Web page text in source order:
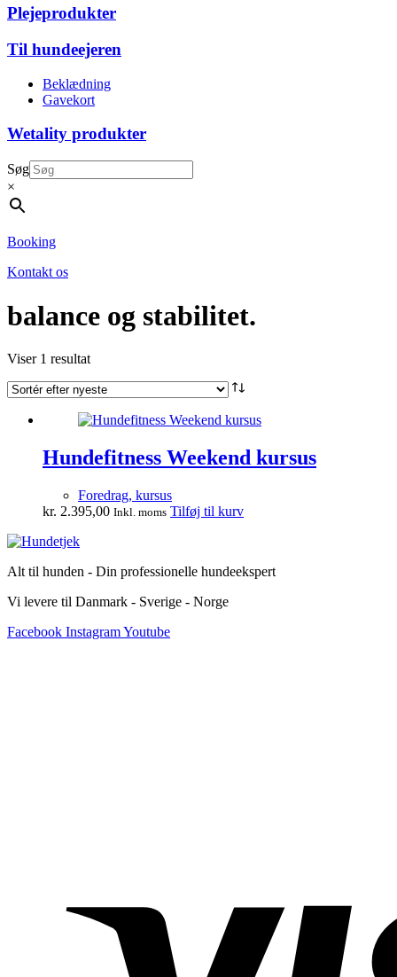
Plejeprodukter
Til hundeejeren
Beklædning
Gavekort
Wetality produkter
Søg
×
Booking
Kontakt os
balance og stabilitet.
Viser 1 resultat
Hundefitness Weekend kursus
Foredrag, kursus
kr. 2.395,00 Inkl. moms Tilføj til kurv
Alt til hunden - Din professionelle hundeekspert
Vi levere til Danmark - Sverige - Norge
Facebook InstagramYoutube